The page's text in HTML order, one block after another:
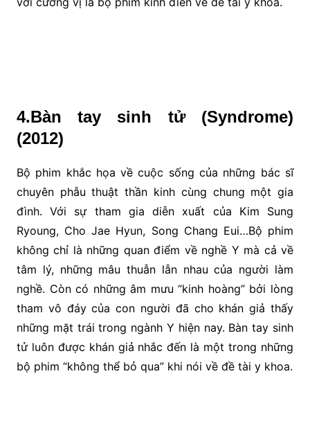
4.Bàn tay sinh tử (Syndrome)
(2012)
Bộ phim khắc họa về cuộc sống của những bác sĩ
chuyên phẫu thuật thần kinh cùng chung một gia
đình. Với sự tham gia diễn xuất của Kim Sung
Ryoung, Cho Jae Hyun, Song Chang Eui…Bộ phim
không chỉ là những quan điểm về nghề Y mà cả về
tâm lý, những mâu thuẫn lẫn nhau của người làm
nghề. Còn có những âm mưu “kinh hoàng” bởi lòng
tham vô đáy của con người đã cho khán giả thấy
những mặt trái trong ngành Y hiện nay. Bàn tay sinh
tử luôn được khán giả nhắc đến là một trong những
bộ phim “không thể bỏ qua” khi nói về đề tài y khoa.